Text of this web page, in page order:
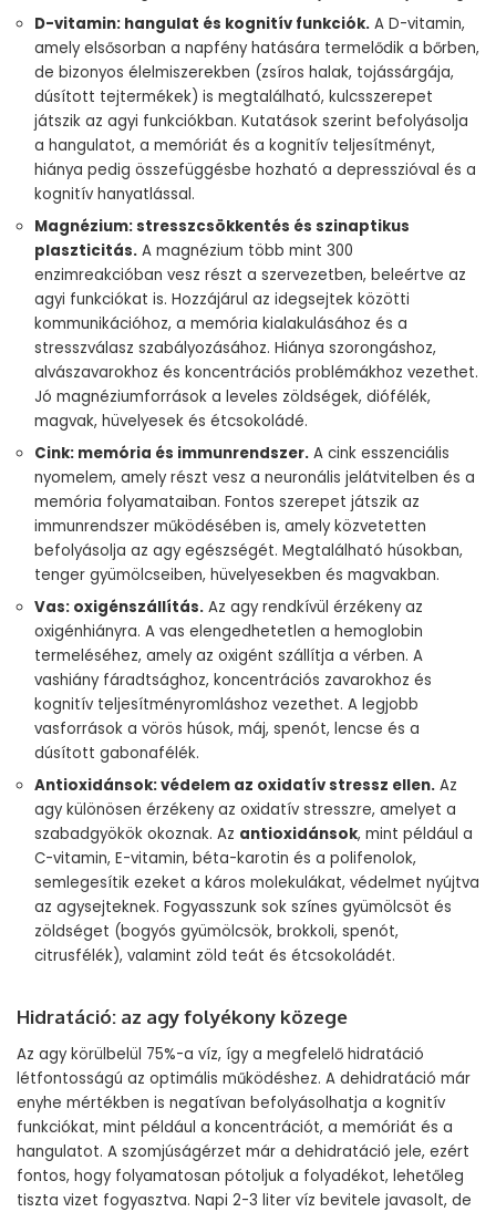
D-vitamin: hangulat és kognitív funkciók. A D-vitamin,
amely elsősorban a napfény hatására termelődik a bőrben,
de bizonyos élelmiszerekben (zsíros halak, tojássárgája,
dúsított tejtermékek) is megtalálható, kulcsszerepet
játszik az agyi funkciókban. Kutatások szerint befolyásolja
a hangulatot, a memóriát és a kognitív teljesítményt,
hiánya pedig összefüggésbe hozható a depresszióval és a
kognitív hanyatlással.
Magnézium: stresszcsökkentés és szinaptikus
plaszticitás. A magnézium több mint 300
enzimreakcióban vesz részt a szervezetben, beleértve az
agyi funkciókat is. Hozzájárul az idegsejtek közötti
kommunikációhoz, a memória kialakulásához és a
stresszválasz szabályozásához. Hiánya szorongáshoz,
alvászavarokhoz és koncentrációs problémákhoz vezethet.
Jó magnéziumforrások a leveles zöldségek, diófélék,
magvak, hüvelyesek és étcsokoládé.
Cink: memória és immunrendszer. A cink esszenciális
nyomelem, amely részt vesz a neuronális jelátvitelben és a
memória folyamataiban. Fontos szerepet játszik az
immunrendszer működésében is, amely közvetetten
befolyásolja az agy egészségét. Megtalálható húsokban,
tenger gyümölcseiben, hüvelyesekben és magvakban.
Vas: oxigénszállítás. Az agy rendkívül érzékeny az
oxigénhiányra. A vas elengedhetetlen a hemoglobin
termeléséhez, amely az oxigént szállítja a vérben. A
vashiány fáradtsághoz, koncentrációs zavarokhoz és
kognitív teljesítményromláshoz vezethet. A legjobb
vasforrások a vörös húsok, máj, spenót, lencse és a
dúsított gabonafélék.
Antioxidánsok: védelem az oxidatív stressz ellen. Az
agy különösen érzékeny az oxidatív stresszre, amelyet a
szabadgyökök okoznak. Az antioxidánsok, mint például a
C-vitamin, E-vitamin, béta-karotin és a polifenolok,
semlegesítik ezeket a káros molekulákat, védelmet nyújtva
az agysejteknek. Fogyasszunk sok színes gyümölcsöt és
zöldséget (bogyós gyümölcsök, brokkoli, spenót,
citrusfélék), valamint zöld teát és étcsokoládét.
Hidratáció: az agy folyékony közege
Az agy körülbelül 75%-a víz, így a megfelelő hidratáció
létfontosságú az optimális működéshez. A dehidratáció már
enyhe mértékben is negatívan befolyásolhatja a kognitív
funkciókat, mint például a koncentrációt, a memóriát és a
hangulatot. A szomjúságérzet már a dehidratáció jele, ezért
fontos, hogy folyamatosan pótoljuk a folyadékot, lehetőleg
tiszta vizet fogyasztva. Napi 2-3 liter víz bevitele javasolt, de